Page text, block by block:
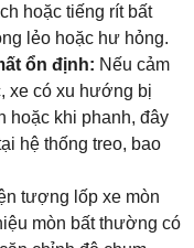
hoặc tiếng rít bất
lẻo hoặc hư hỏng.
ổn định: Nếu cảm
xe có xu hướng bị
hoặc khi phanh, đây
hệ thống treo, bao
tượng lốp xe mòn
mòn bất thường có